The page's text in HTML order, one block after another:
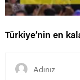
Türkiye’nin en